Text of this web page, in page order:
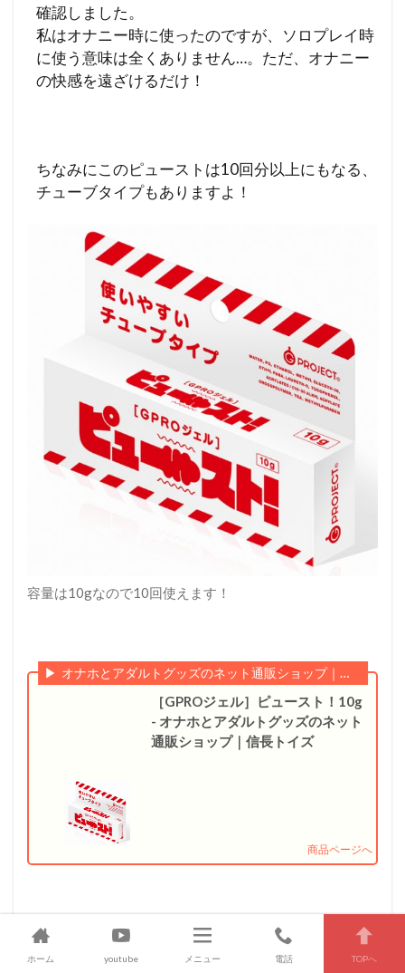
確認しました。
私はオナニー時に使ったのですが、ソロプレイ時
に使う意味は全くありません…。ただ、オナニー
の快感を遠ざけるだけ！
ちなみにこのピューストは10回分以上にもなる、
チューブタイプもありますよ！
容量は10gなので10回使えます！
オナホとアダルトグッズのネット通販ショップ｜信長トイズ
［GPROジェル］ピュースト！10g
- オナホとアダルトグッズのネット
通販ショップ｜信長トイズ
ホーム youtube メニュー 電話 TOPへ